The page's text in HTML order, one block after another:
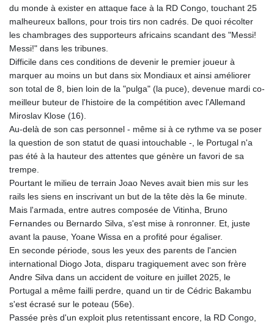
du monde à exister en attaque face à la RD Congo, touchant 25
malheureux ballons, pour trois tirs non cadrés. De quoi récolter
les chambrages des supporteurs africains scandant des "Messi!
Messi!" dans les tribunes.
Difficile dans ces conditions de devenir le premier joueur à
marquer au moins un but dans six Mondiaux et ainsi améliorer
son total de 8, bien loin de la "pulga" (la puce), devenue mardi co-
meilleur buteur de l'histoire de la compétition avec l'Allemand
Miroslav Klose (16).
Au-delà de son cas personnel - même si à ce rythme va se poser
la question de son statut de quasi intouchable -, le Portugal n'a
pas été à la hauteur des attentes que génère un favori de sa
trempe.
Pourtant le milieu de terrain Joao Neves avait bien mis sur les
rails les siens en inscrivant un but de la tête dès la 6e minute.
Mais l'armada, entre autres composée de Vitinha, Bruno
Fernandes ou Bernardo Silva, s'est mise à ronronner. Et, juste
avant la pause, Yoane Wissa en a profité pour égaliser.
En seconde période, sous les yeux des parents de l'ancien
international Diogo Jota, disparu tragiquement avec son frère
Andre Silva dans un accident de voiture en juillet 2025, le
Portugal a même failli perdre, quand un tir de Cédric Bakambu
s'est écrasé sur le poteau (56e).
Passée près d'un exploit plus retentissant encore, la RD Congo,